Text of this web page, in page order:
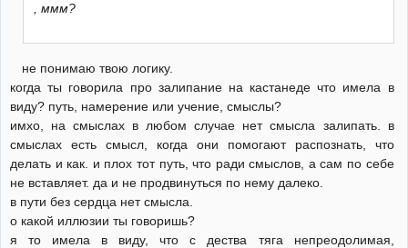
, ммм?
не понимаю твою логику.
когда ты говорила про залипание на кастанеде что имела в
виду? путь, намерение или учение, смыслы?
имхо, на смыслах в любом случае нет смысла залипать. в
смыслах есть смысл, когда они помогают распознать, что
делать и как. и плох тот путь, что ради смыслов, а сам по себе
не вставляет. да и не продвинуться по нему далеко.
в пути без сердца нет смысла.
о какой иллюзии ты говоришь?
я то имела в виду, что с дества тяга непреодолимая,